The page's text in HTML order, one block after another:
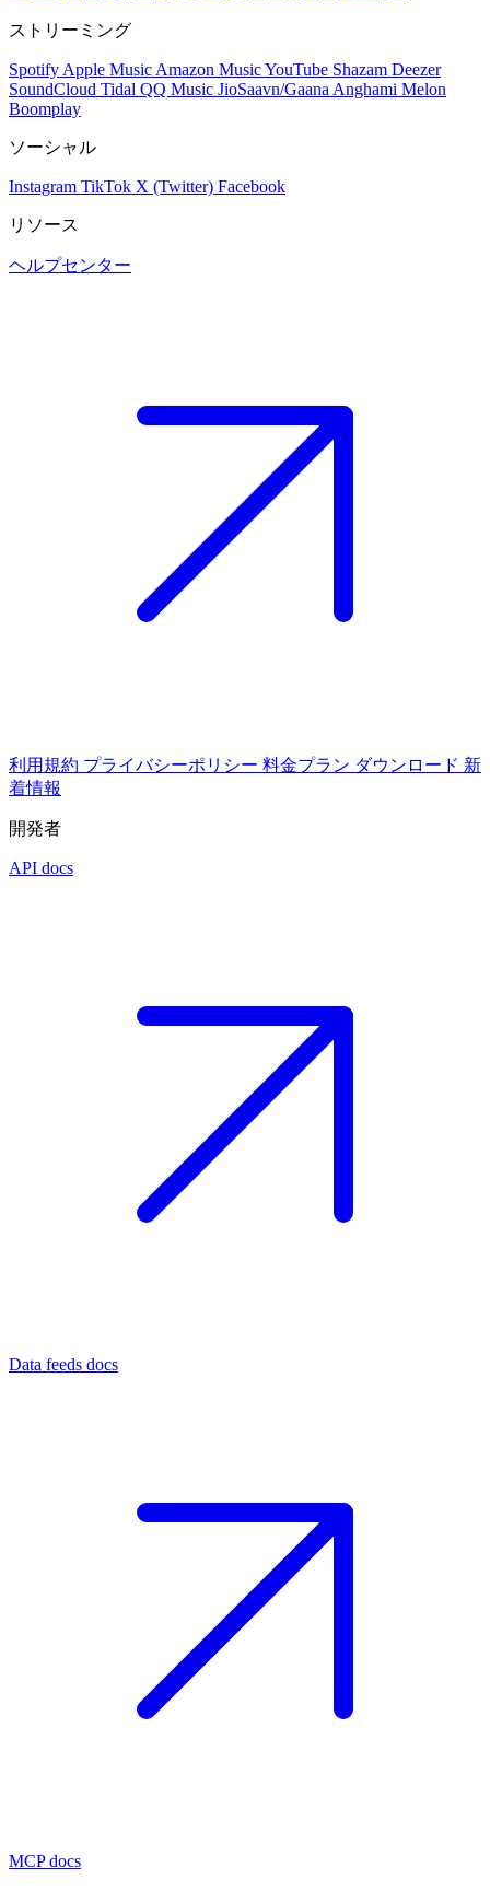
ストリーミング
Spotify Apple Music Amazon MusicYouTube Shazam Deezer
SoundCloud Tidal QQ Music JioSaavn/Gaana Anghami Melon
Boomplay
ソーシャル
Instagram TikTok X (Twitter) Facebook
リソース
ヘルプセンター
利用規約 プライバシーポリシー 料金プラン ダウンロード 新
着情報
開発者
API docs
Data feeds docs
MCP docs